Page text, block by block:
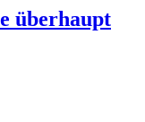
überhaupt